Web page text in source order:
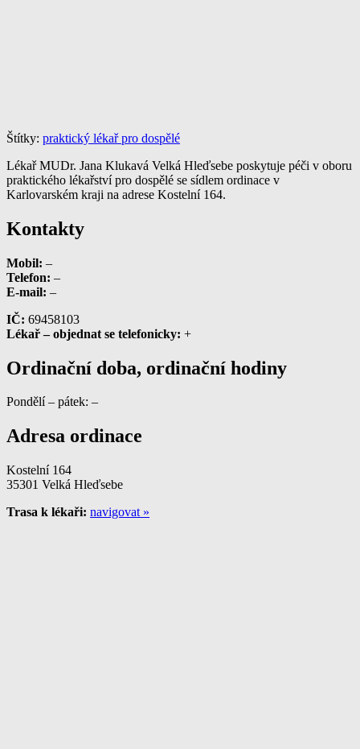
Štítky: praktický lékař pro dospělé
Lékař MUDr. Jana Klukavá Velká Hleďsebe poskytuje péči v oboru
praktického lékařství pro dospělé se sídlem ordinace v
Karlovarském kraji na adrese Kostelní 164.
Kontakty
Mobil: –
Telefon: –
E-mail: –
IČ: 69458103
Lékař – objednat se telefonicky: +
Ordinační doba, ordinační hodiny
Pondělí – pátek: –
Adresa ordinace
Kostelní 164
35301 Velká Hleďsebe
Trasa k lékaři: navigovat »